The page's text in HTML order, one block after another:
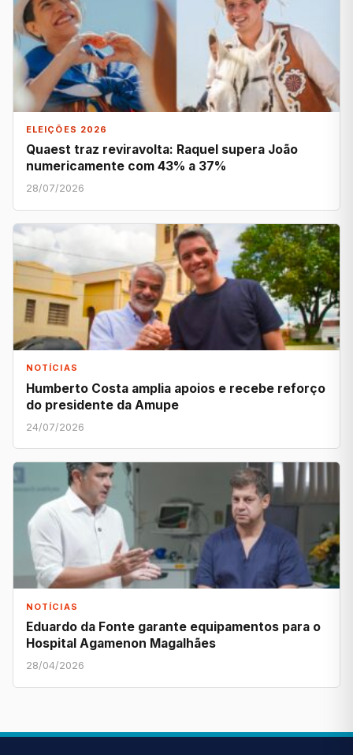
ELEIÇÕES 2026
Quaest traz reviravolta: Raquel supera João
numericamente com 43% a 37%
28/07/2026
NOTÍCIAS
Humberto Costa amplia apoios e recebe reforço
do presidente da Amupe
24/07/2026
NOTÍCIAS
Eduardo da Fonte garante equipamentos para o
Hospital Agamenon Magalhães
28/04/2026